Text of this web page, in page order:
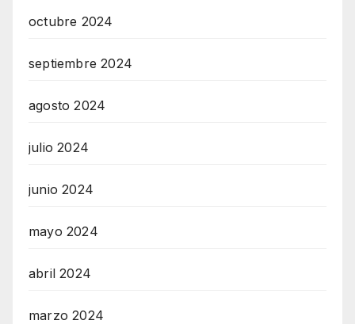
octubre 2024
septiembre 2024
agosto 2024
julio 2024
junio 2024
mayo 2024
abril 2024
marzo 2024